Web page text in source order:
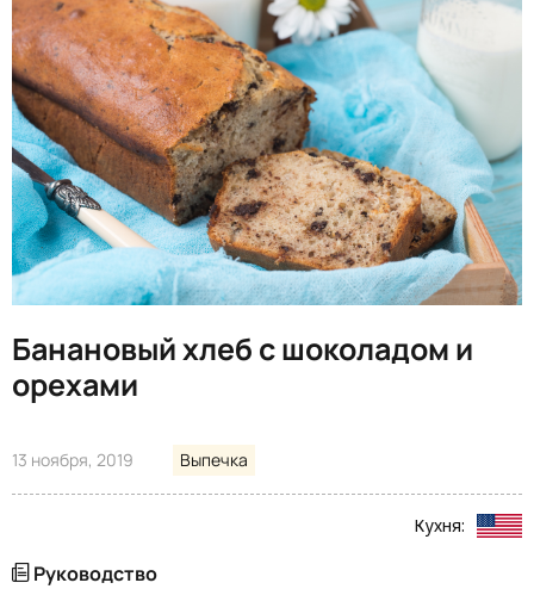
Банановый хлеб с шоколадом и
орехами
13 ноября, 2019 Выпечка
Кухня:
Руководство